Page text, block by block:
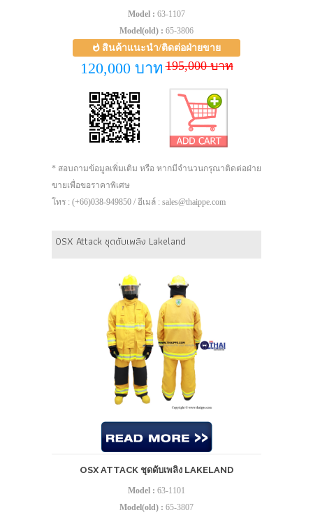
Model : 63-1107
Model(old) : 65-3806
สินค้าแนะนำ/ติดต่อฝ่ายขาย
120,000 บาท 195,000 บาท
* สอบถามข้อมูลเพิ่มเติม หรือ หากมีจำนวนกรุณาติดต่อฝ่าย
ขายเพื่อขอราคาพิเศษ
โทร : (+66)038-949850 / อีเมล์ : sales@thaippe.com
OSX Attack ชุดดับเพลิง Lakeland
OSX ATTACK ชุดดับเพลิง LAKELAND
Model : 63-1101
Model(old) : 65-3807